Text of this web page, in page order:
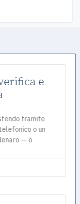
e
tramite
o un
— o